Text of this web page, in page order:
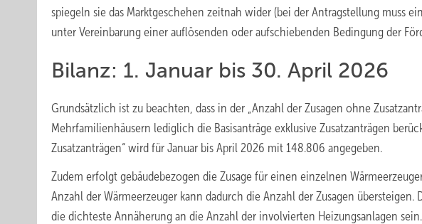
spiegeln sie das Marktgeschehen zeitnah wider (bei der Antragstellung muss
unter Vereinbarung einer auflösenden oder aufschiebenden Bedingung der
Bilanz: 1. Januar bis 30. April 2026
Grundsätzlich ist zu beachten, dass in der „Anzahl der Zusagen ohne
Mehrfamilienhäusern lediglich die Basisanträge exklusive Zusatzanträgen
Zusatzanträgen“ wird für Januar bis April 2026 mit 148.806 angegeben.
Zudem erfolgt gebäudebezogen die Zusage für einen einzelnen
Anzahl der Wärmeerzeuger kann dadurch die Anzahl der Zusagen übersteigen.
die dichteste Annäherung an die Anzahl der involvierten Heizungsanlagen sein.